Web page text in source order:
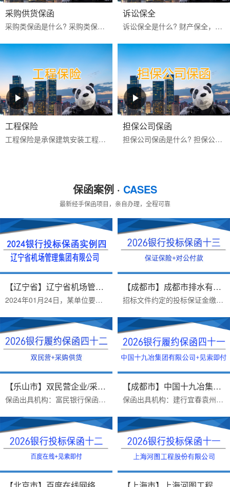
采购供货保函
采购类保函是什么? 采购类保函一般在采购供货项目中出现得比较多，通常有投标保函、履约保函、预付款保函、质量保修保函等。 采购类保函的做用 采购类保函主要保证业主方的...
诉讼保全
诉讼保全是什么? 财产保全，是指人民法院在利害关系人起诉前或者当事人起诉后，为保障将来的生效判决能够得到执行或者避免财产遭受损失，对当事人的财产或者争议的标的物，...
工程保险
工程保险是承保建筑安装工程期间一切意外物质损失和对第三人经济赔偿责任的保险。包括建筑工程一切险与安装工程一切险,属综合性保险。保险标的为工程项目主体、工程用的机械...
担保公司保函
担保公司保函是什么? 担保公司保函是指担保公司应客户的申请而开立的有担保性质的书面承诺文件，一旦申请人未按其与受益人签订的合同的约定偿还债务或履行约定义务时，由担...
保函案例 · CASES
最新经手保函项目，亲自办理，全程可靠
【辽宁省】辽宁省机场管理集团有...
2024年01月24日，某单位要求提供受益人为辽宁省机场管理集团有限公司的银行投标保函。最终客户选择我司，2024年01月25日顺利出函。辽宁省机场管理集团有限公司在招标文件中...
【成都市】成都市排水有限责任公...
招标文件约定的投标保证金缴纳方式：B、采用银行保函方式递交投标保证金的，投标人应在投标截止前1 个工作日17：00 前，将银行保函原件提交给招标人。投标人可自行选择银行...
【乐山市】双民营企业/采购供货/...
保函出具机构：富民银行保函类型：采购供货项目银行履约保函办理时效：一个工作日，当日打款出函办理优势：1.富民银行价格便宜2.异地项目远程办理，手续简单3.保函申请人受...
【成都市】中国十九冶集团有限公...
保函出具机构：建行宜春袁州支行保函受益人：中国十九冶集团有限公司办理时效：三个工作日办理优势：1.保函见索即付格式，富民银行不免反担保，建行免反担保，上门重签2.23...